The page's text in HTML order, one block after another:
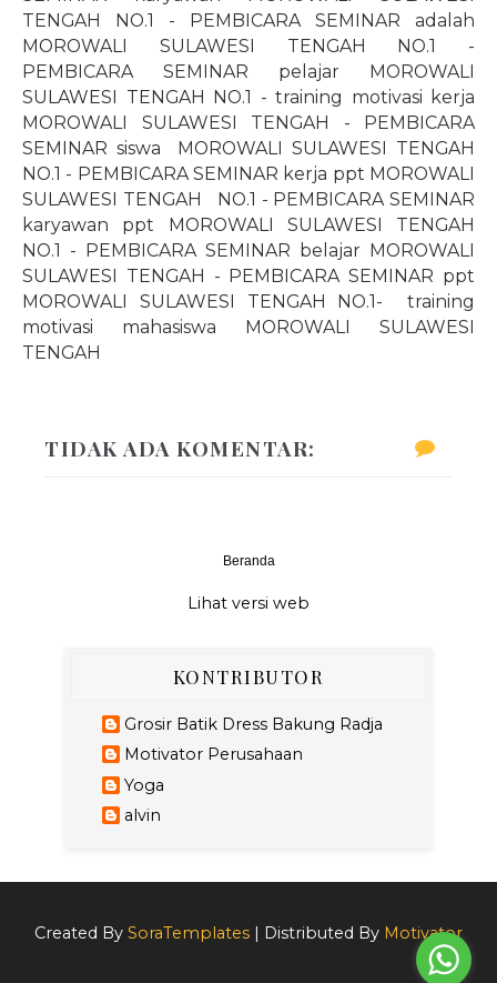
TENGAH NO.1 - PEMBICARA SEMINAR adalah
MOROWALI SULAWESI TENGAH NO.1 -
PEMBICARA SEMINAR pelajar MOROWALI
SULAWESI TENGAH NO.1 - training motivasi kerja
MOROWALI SULAWESI TENGAH - PEMBICARA
SEMINAR siswa
MOROWALI SULAWESI TENGAH
NO.1 - PEMBICARA SEMINAR kerja ppt MOROWALI
SULAWESI TENGAH NO.1 - PEMBICARA SEMINAR
karyawan ppt MOROWALI SULAWESI TENGAH
NO.1 - PEMBICARA SEMINAR belajar MOROWALI
SULAWESI TENGAH - PEMBICARA SEMINAR ppt
MOROWALI SULAWESI TENGAH NO.1-
training
motivasi mahasiswa MOROWALI SULAWESI
TENGAH
TIDAK ADA KOMENTAR:
Beranda
Lihat versi web
KONTRIBUTOR
Grosir Batik Dress Bakung Radja
Motivator Perusahaan
Yoga
alvin
Created By SoraTemplates | Distributed By Motivator